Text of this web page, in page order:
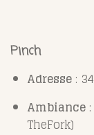
Pinch
Adresse :
Ambiance
TheFork)